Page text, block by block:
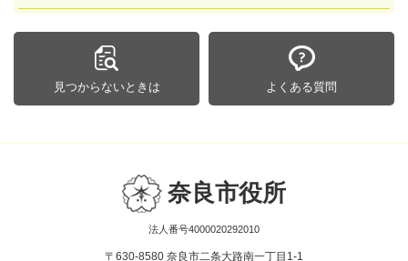
見つからないときは よくある質問
奈良市役所
法人番号4000020292010
〒630-8580 奈良市二条大路南一丁目1-1